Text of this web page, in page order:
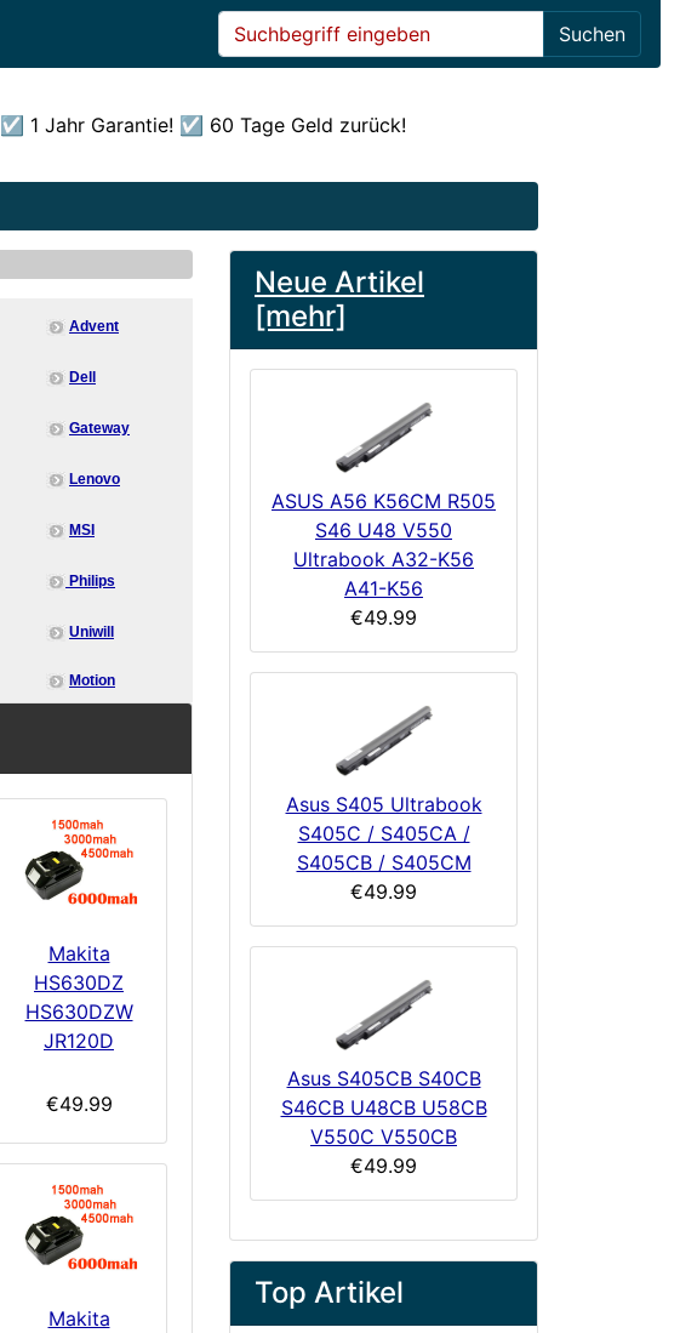
Suchen
1 Jahr Garantie! ☑️ 60 Tage Geld zurück!
Below
Advent
Dell
Gateway
Lenovo
MSI
Philips
Uniwill
Motion
Makita
HS630DZ
HS630DZW
JR120D
€49.99
Makita
Neue Artikel
[mehr]
ASUS A56 K56CM R505
S46 U48 V550
Ultrabook A32-K56
A41-K56
€49.99
Asus S405 Ultrabook
S405C / S405CA /
S405CB / S405CM
€49.99
Asus S405CB S40CB
S46CB U48CB U58CB
V550C V550CB
€49.99
Top Artikel